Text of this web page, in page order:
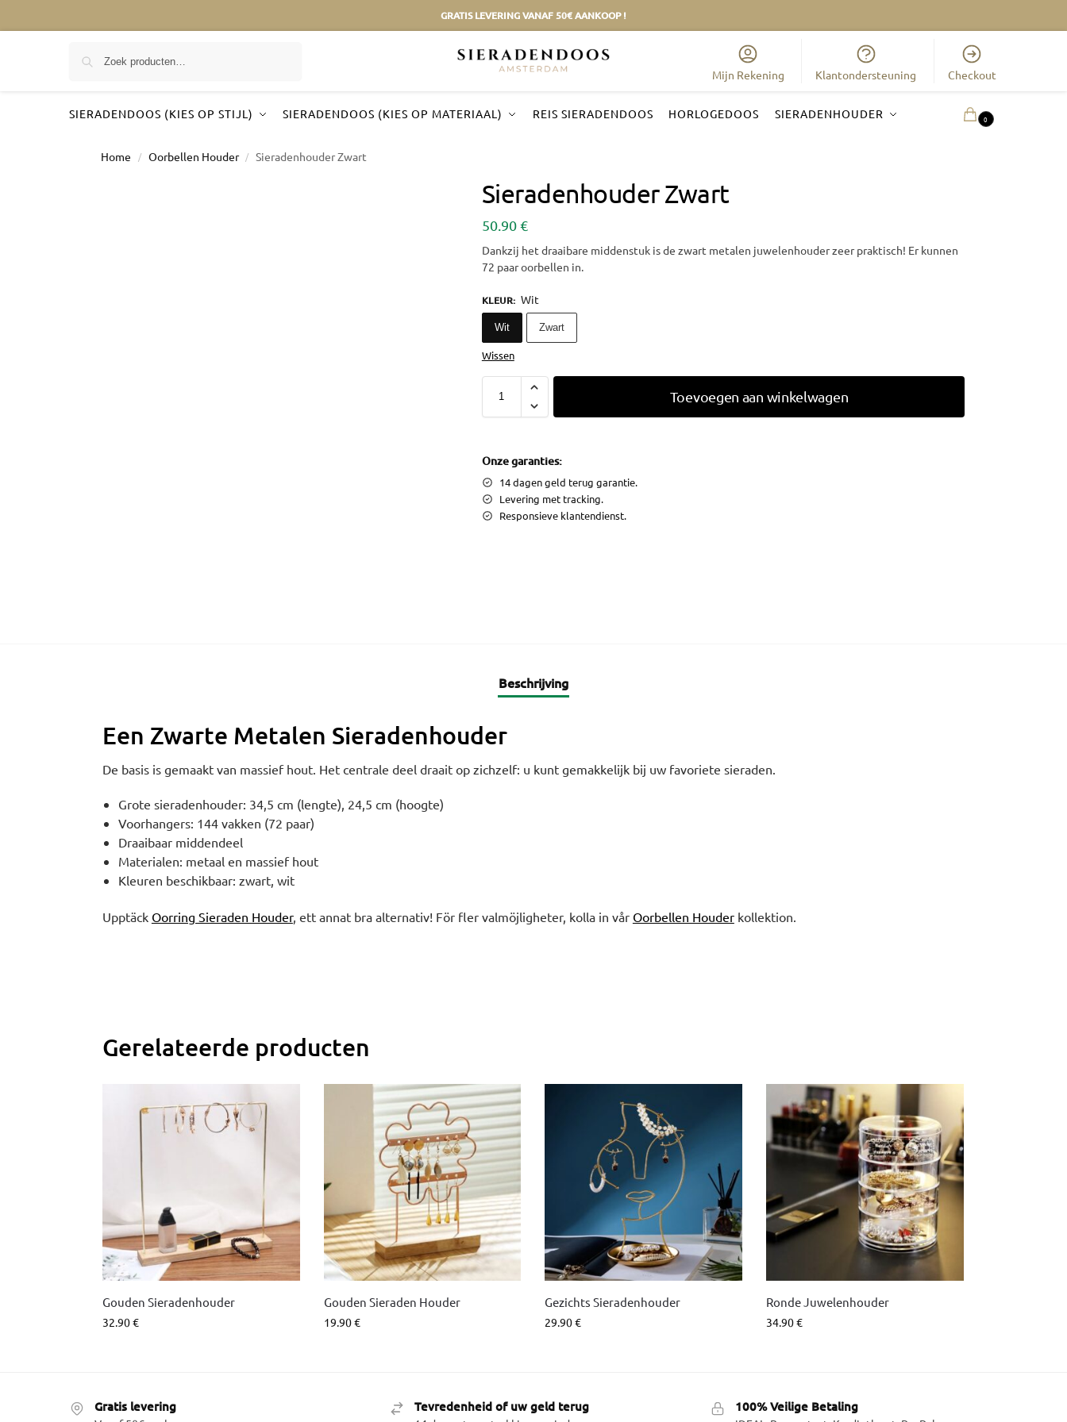
GRATIS LEVERING VANAF 50€ AANKOOP !
Mijn Rekening Klantondersteuning Checkout
SIERADENDOOS (KIES OP STIJL) SIERADENDOOS (KIES OP MATERIAAL) REIS SIERADENDOOS HORLOGEDOOS SIERADENHOUDER 0
Home / Oorbellen Houder / Sieradenhouder Zwart
Sieradenhouder Zwart
50.90€
Dankzij het draaibare middenstuk is de zwart metalen juwelenhouder zeer praktisch! Er kunnen
72 paar oorbellen in.
KLEUR: Wit
Wit Zwart
Wissen
Toevoegen aan winkelwagen
Onze garanties:
14 dagen geld terug garantie.
Levering met tracking.
Responsieve klantendienst.
Beschrijving
Een Zwarte Metalen Sieradenhouder
De basis is gemaakt van massief hout. Het centrale deel draait op zichzelf: u kunt gemakkelijk bij uw favoriete sieraden.
Grote sieradenhouder: 34,5 cm (lengte), 24,5 cm (hoogte)
Voorhangers: 144 vakken (72 paar)
Draaibaar middendeel
Materialen: metaal en massief hout
Kleuren beschikbaar: zwart, wit
Upptäck Oorring Sieraden Houder, ett annat bra alternativ! För fler valmöjligheter, kolla in vår Oorbellen Houderkollektion.
Gerelateerde producten
Gouden Sieradenhouder
32.90€
Gouden Sieraden Houder
19.90€
Gezichts Sieradenhouder
29.90€
Ronde Juwelenhouder
34.90€
Gratis levering Tevredenheid of uw geld terug 100% Veilige Betaling